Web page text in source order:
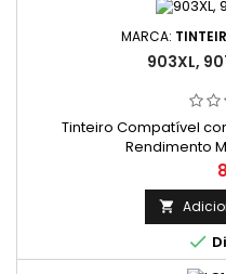
MARCA:
903XL,
Tinteiro Compatível
Rendimento

